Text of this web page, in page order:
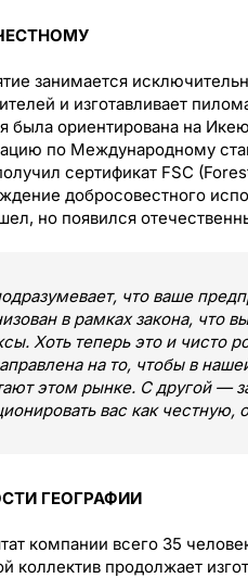
занимается
и изготавливает
была ориентирована на
по Международному
сертификат FSC
добросовестного
но появился
что ваше
в рамках закона, что
Хоть теперь это и чисто
на то, чтобы в
этом рынке. С другой —
вас как честную,
ГЕОГРАФИИ
компании всего 35
коллектив продолжает